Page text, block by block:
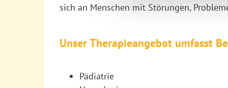
sich an Menschen mit Störungen,
Unser Therapieangebot umfasst
Pädiatrie